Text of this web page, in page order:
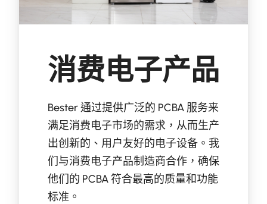
消费电子产品
Bester 通过提供广泛的 PCBA 服务来
满足消费电子市场的需求，从而生产
出创新的、用户友好的电子设备。我
们与消费电子产品制造商合作，确保
他们的 PCBA 符合最高的质量和功能
标准。